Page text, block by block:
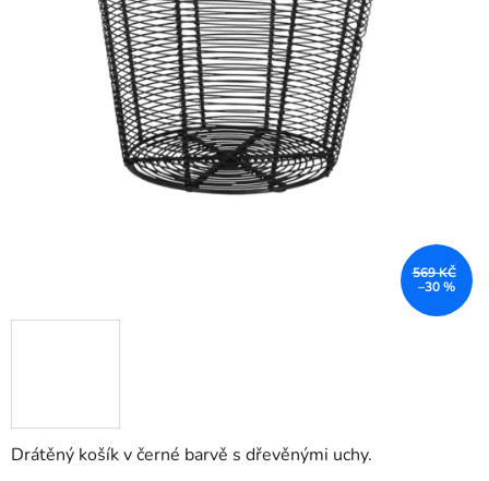
Drátěný košík v černé barvě s dřevěnými uchy.
569 KČ
–30 %